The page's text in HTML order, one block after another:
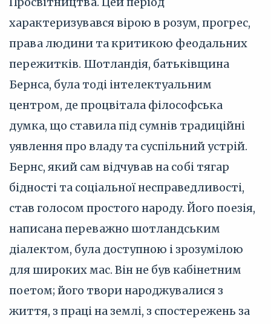
характеризувався вірою в розум, прогрес,
права людини та критикою феодальних
пережитків. Шотландія, батьківщина
Бернса, була тоді інтелектуальним
центром, де процвітала філософська
думка, що ставила під сумнів традиційні
уявлення про владу та суспільний устрій.
Бернс, який сам відчував на собі тягар
бідності та соціальної несправедливості,
став голосом простого народу. Його поезія,
написана переважно шотландським
діалектом, була доступною і зрозумілою
для широких мас. Він не був кабінетним
поетом; його твори народжувалися з
життя, з праці на землі, з спостережень за